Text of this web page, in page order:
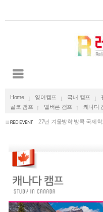
Home 영어캠프 국내 캠프
골코 캠프
멜버른 캠프 캐나다
2027 겨울방학 다낭 가족
2026 여름방학 캐나다 영
27년 겨울방학 방콕 국제
27년 겨울방학 푸켓 국제
2026 여름방학 캐나다 영
27년 겨울방학 방콕 국제
27년 겨울방학 푸켓 국제